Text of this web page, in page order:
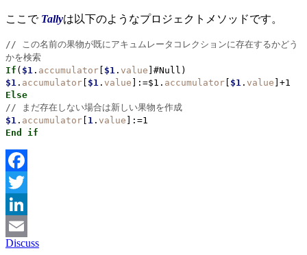
ここで Tallyは以下のようなプロジェクトメソッドです。
// この名前の果物が既にアキュムレータコレクションに存在するかどう
かを検索
If ( $1 . accumulator $1 . value ]#Null)
$1 . accumulator $1 . value ]:=$1. accumulator $1 . value ]+1
Else
// まだ存在しない場合は新しい果物を作成
$1 . accumulator 1 . value ]:=1
End if
Facebook
Twitter
LinkedIn
Email
Discuss